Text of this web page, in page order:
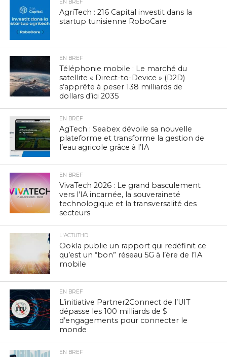
EN BREF
AgriTech : 216 Capital investit dans la
startup tunisienne RoboCare
EN BREF
Téléphonie mobile : Le marché du
satellite « Direct-to-Device » (D2D)
s’apprête à peser 138 milliards de
dollars d’ici 2035
EN BREF
AgTech : Seabex dévoile sa nouvelle
plateforme et transforme la gestion de
l’eau agricole grâce à l’IA
EN BREF
VivaTech 2026 : Le grand basculement
vers l’IA incarnée, la souveraineté
technologique et la transversalité des
secteurs
L'ACTUTHD
Ookla publie un rapport qui redéfinit ce
qu’est un “bon” réseau 5G à l’ère de l’IA
mobile
EN BREF
L’initiative Partner2Connect de l’UIT
dépasse les 100 milliards de $
d’engagements pour connecter le
monde
EN BREF